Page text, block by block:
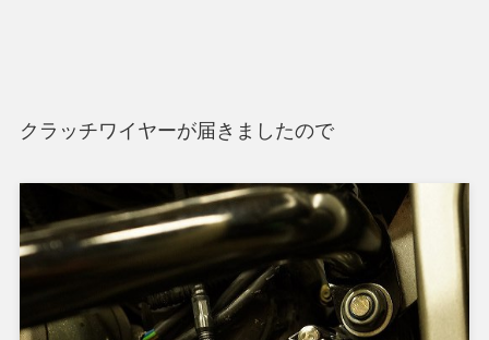
クラッチワイヤーが届きましたので